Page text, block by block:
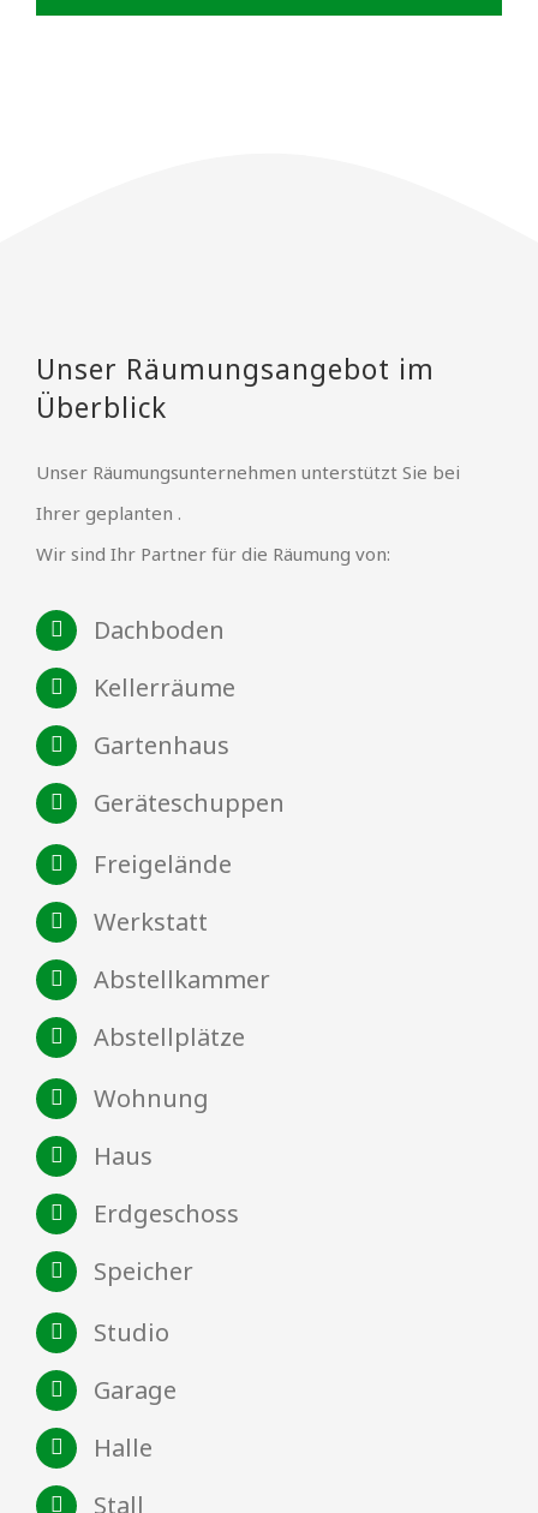
Unser Räumungsangebot im
Überblick
Unser Räumungsunternehmen unterstützt Sie bei
Ihrer geplanten .
Wir sind Ihr Partner für die Räumung von:
Dachboden
Kellerräume
Gartenhaus
Geräteschuppen
Freigelände
Werkstatt
Abstellkammer
Abstellplätze
Wohnung
Haus
Erdgeschoss
Speicher
Studio
Garage
Halle
Stall